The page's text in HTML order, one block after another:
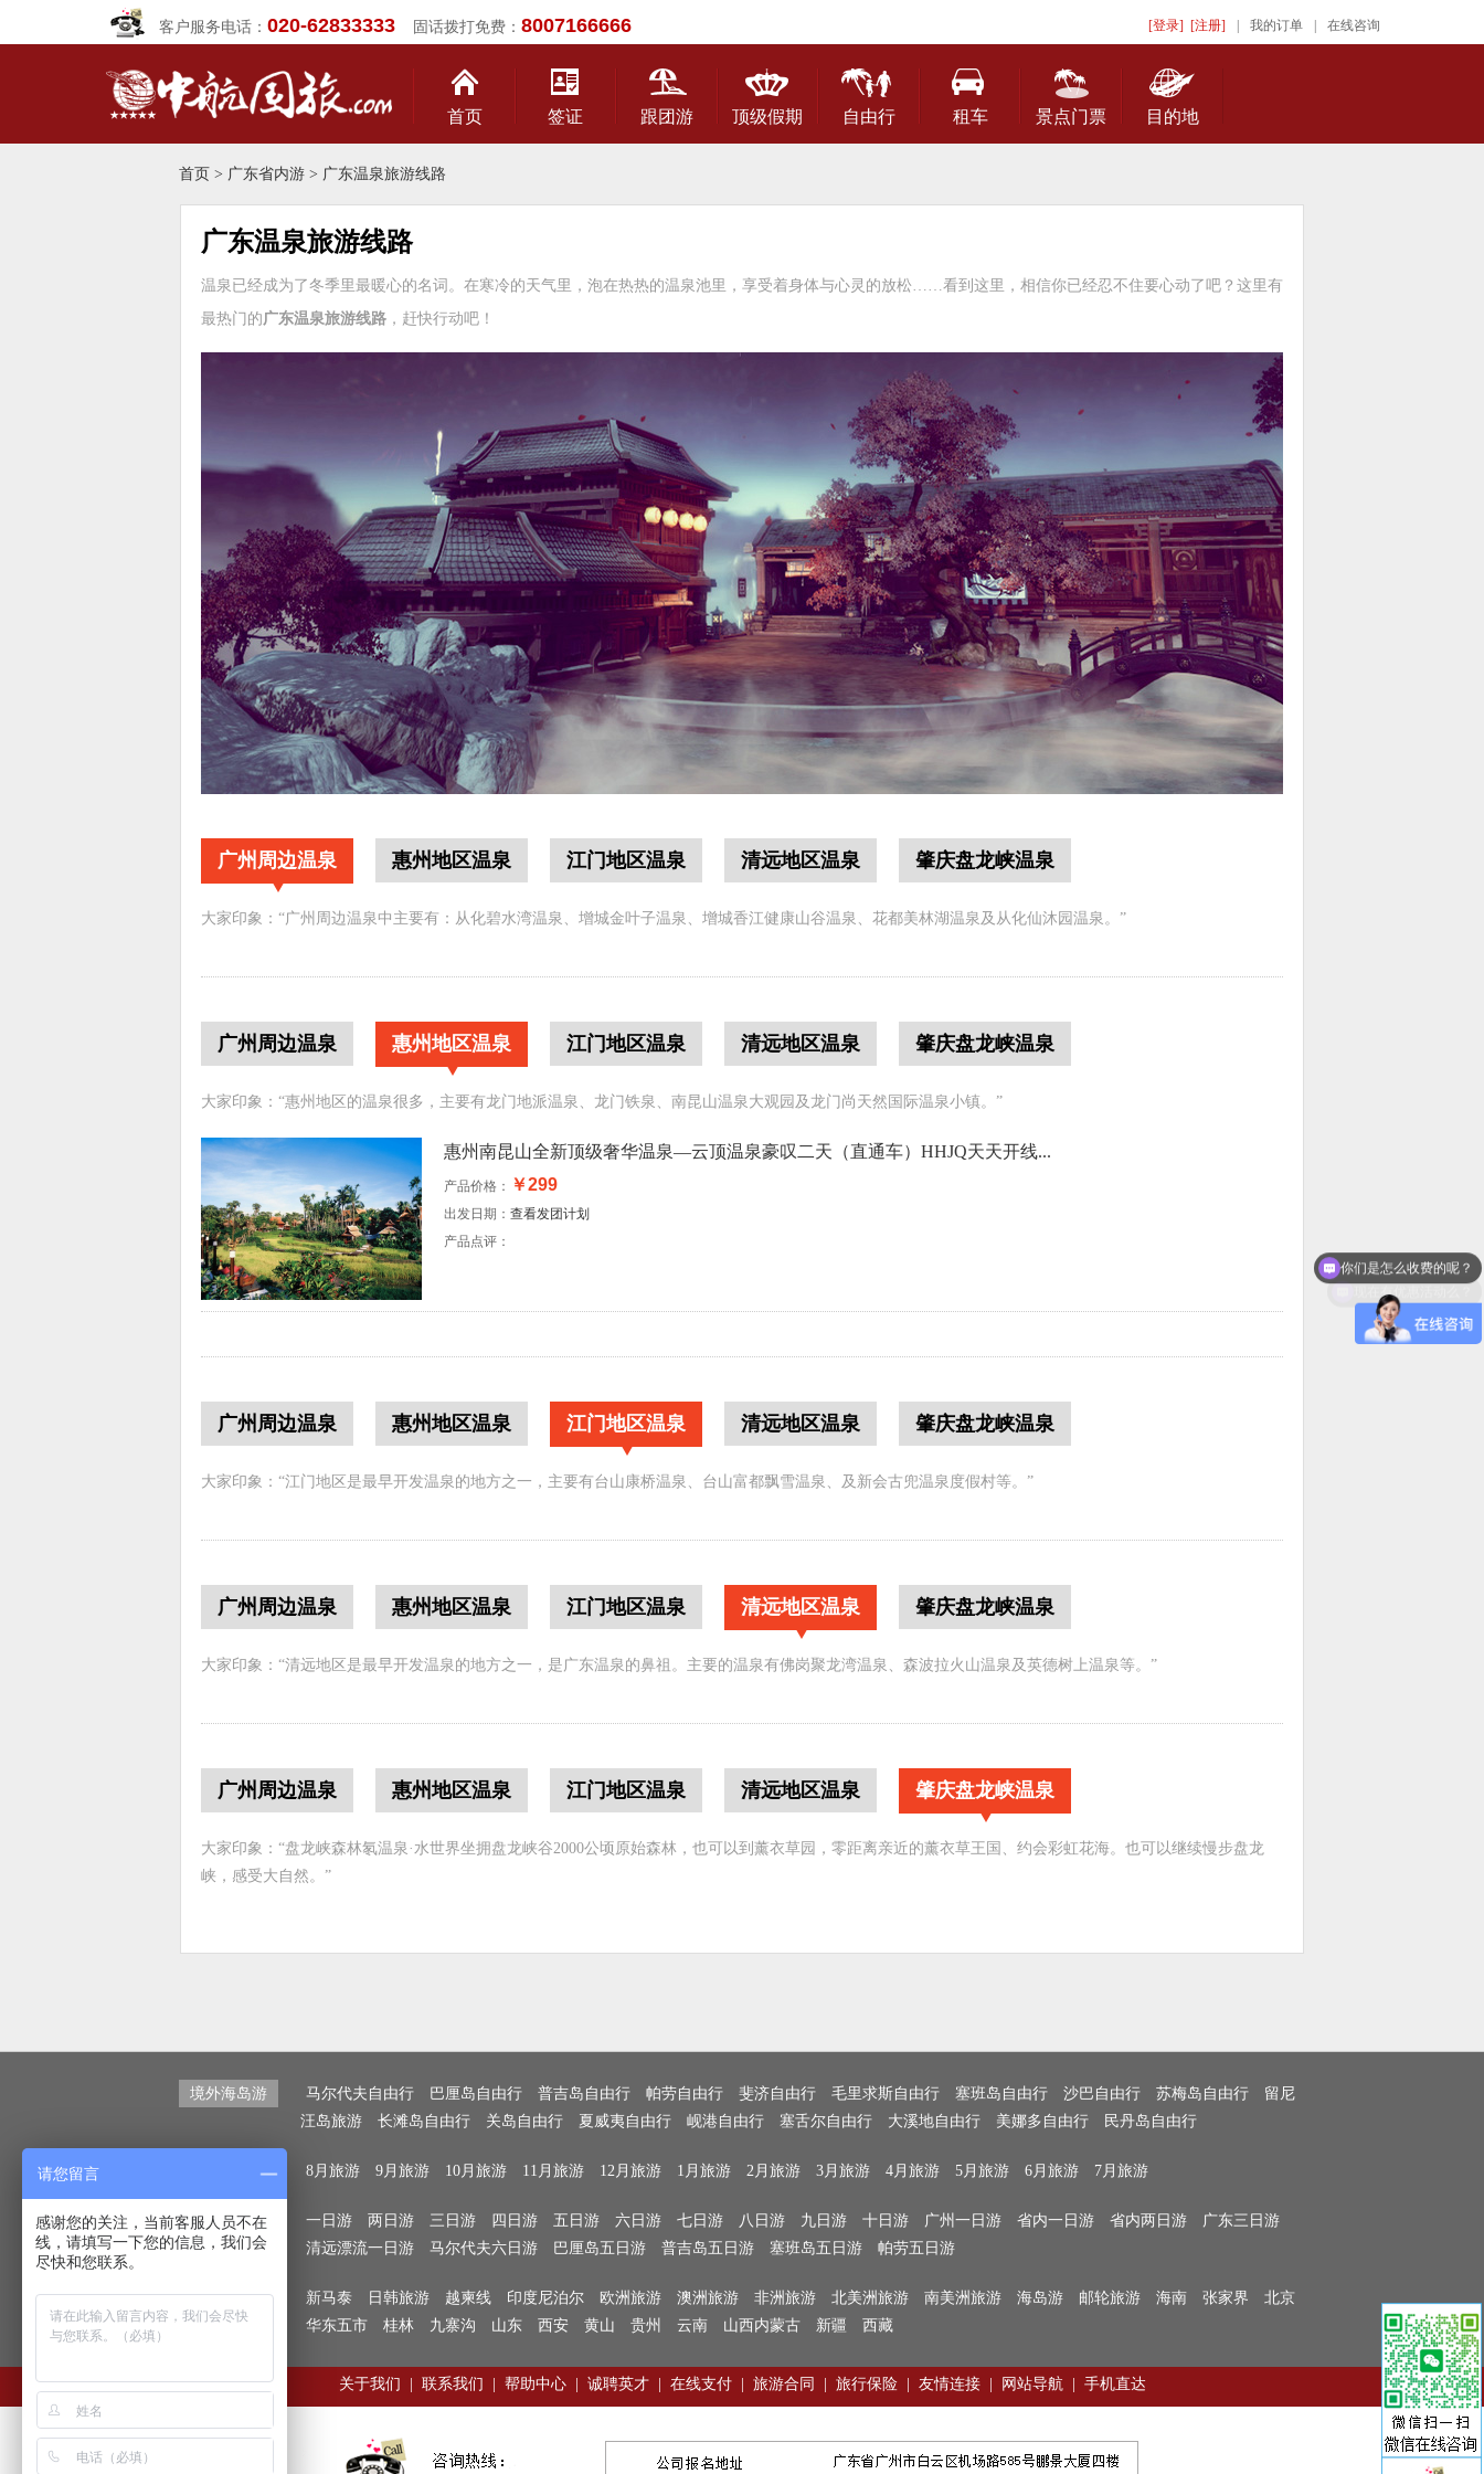
客户服务电话：020-62833333 固话拨打免费：8007166666 [登录] [注册] 我的订单 在线咨询
首页 签证 跟团游 顶级假期 自由行 租车 景点门票 目的地
首页 > 广东省内游 > 广东温泉旅游线路
广东温泉旅游线路
温泉已经成为了冬季里最暖心的名词。在寒冷的天气里，泡在热热的温泉池里，享受着身体与心灵的放松……看到这里，相信你已经忍不住要心动了吧？这里有
最热门的广东温泉旅游线路 ，赶快行动吧！
广州周边温泉 惠州地区温泉 江门地区温泉 清远地区温泉 肇庆盘龙峡温泉
大家印象：“广州周边温泉中主要有：从化碧水湾温泉、增城金叶子温泉、增城香江健康山谷温泉、花都美林湖温泉及从化仙沐园温泉。”
广州周边温泉 惠州地区温泉 江门地区温泉 清远地区温泉 肇庆盘龙峡温泉
大家印象：“惠州地区的温泉很多，主要有龙门地派温泉、龙门铁泉、南昆山温泉大观园及龙门尚天然国际温泉小镇。”
惠州南昆山全新顶级奢华温泉—云顶温泉豪叹二天（直通车）HHJQ天天开线...
产品价格： ￥299
出发日期： 查看发团计划
产品点评：
广州周边温泉 惠州地区温泉 江门地区温泉 清远地区温泉 肇庆盘龙峡温泉
大家印象：“江门地区是最早开发温泉的地方之一，主要有台山康桥温泉、台山富都飘雪温泉、及新会古兜温泉度假村等。”
广州周边温泉 惠州地区温泉 江门地区温泉 清远地区温泉 肇庆盘龙峡温泉
大家印象：“清远地区是最早开发温泉的地方之一，是广东温泉的鼻祖。主要的温泉有佛岗聚龙湾温泉、森波拉火山温泉及英德树上温泉等。”
广州周边温泉 惠州地区温泉 江门地区温泉 清远地区温泉 肇庆盘龙峡温泉
大家印象：“盘龙峡森林氡温泉·水世界坐拥盘龙峡谷2000公顷原始森林，也可以到薰衣草园，零距离亲近的薰衣草王国、约会彩虹花海。也可以继续慢步盘龙
峡，感受大自然。”
境外海岛游 马尔代夫自由行 巴厘岛自由行 普吉岛自由行 帕劳自由行 斐济自由行 毛里求斯自由行 塞班岛自由行 沙巴自由行 苏梅岛自由行
留尼
汪岛旅游
长滩岛自由行 关岛自由行 夏威夷自由行 岘港自由行 塞舌尔自由行 大溪地自由行 美娜多自由行 民丹岛自由行
按月份查找 8月旅游 9月旅游 10月旅游 11月旅游 12月旅游 1月旅游 2月旅游 3月旅游 4月旅游 5月旅游 6月旅游 7月旅游
按天数查找 一日游 两日游 三日游 四日游 五日游 六日游 七日游 八日游 九日游 十日游 广州一日游 省内一日游 省内两日游
广东三日游
清远漂流一日游
马尔代夫六日游 巴厘岛五日游 普吉岛五日游 塞班岛五日游 帕劳五日游
热门目的地 新马泰 日韩旅游 越柬线 印度尼泊尔 欧洲旅游 澳洲旅游 非洲旅游 北美洲旅游 南美洲旅游 海岛游 邮轮旅游 海南 张家界
北京
华东五市
桂林 九寨沟 山东 西安 黄山 贵州 云南 山西内蒙古 新疆 西藏
关于我们 | 联系我们 | 帮助中心 | 诚聘英才 | 在线支付 | 旅游合同 | 旅行保险 | 友情连接 | 网站导航 | 手机直达
现在有优惠活动么？
请您留言
感谢您的关注，当前客服人员不在
线，请填写一下您的信息，我们会
尽快和您联系。